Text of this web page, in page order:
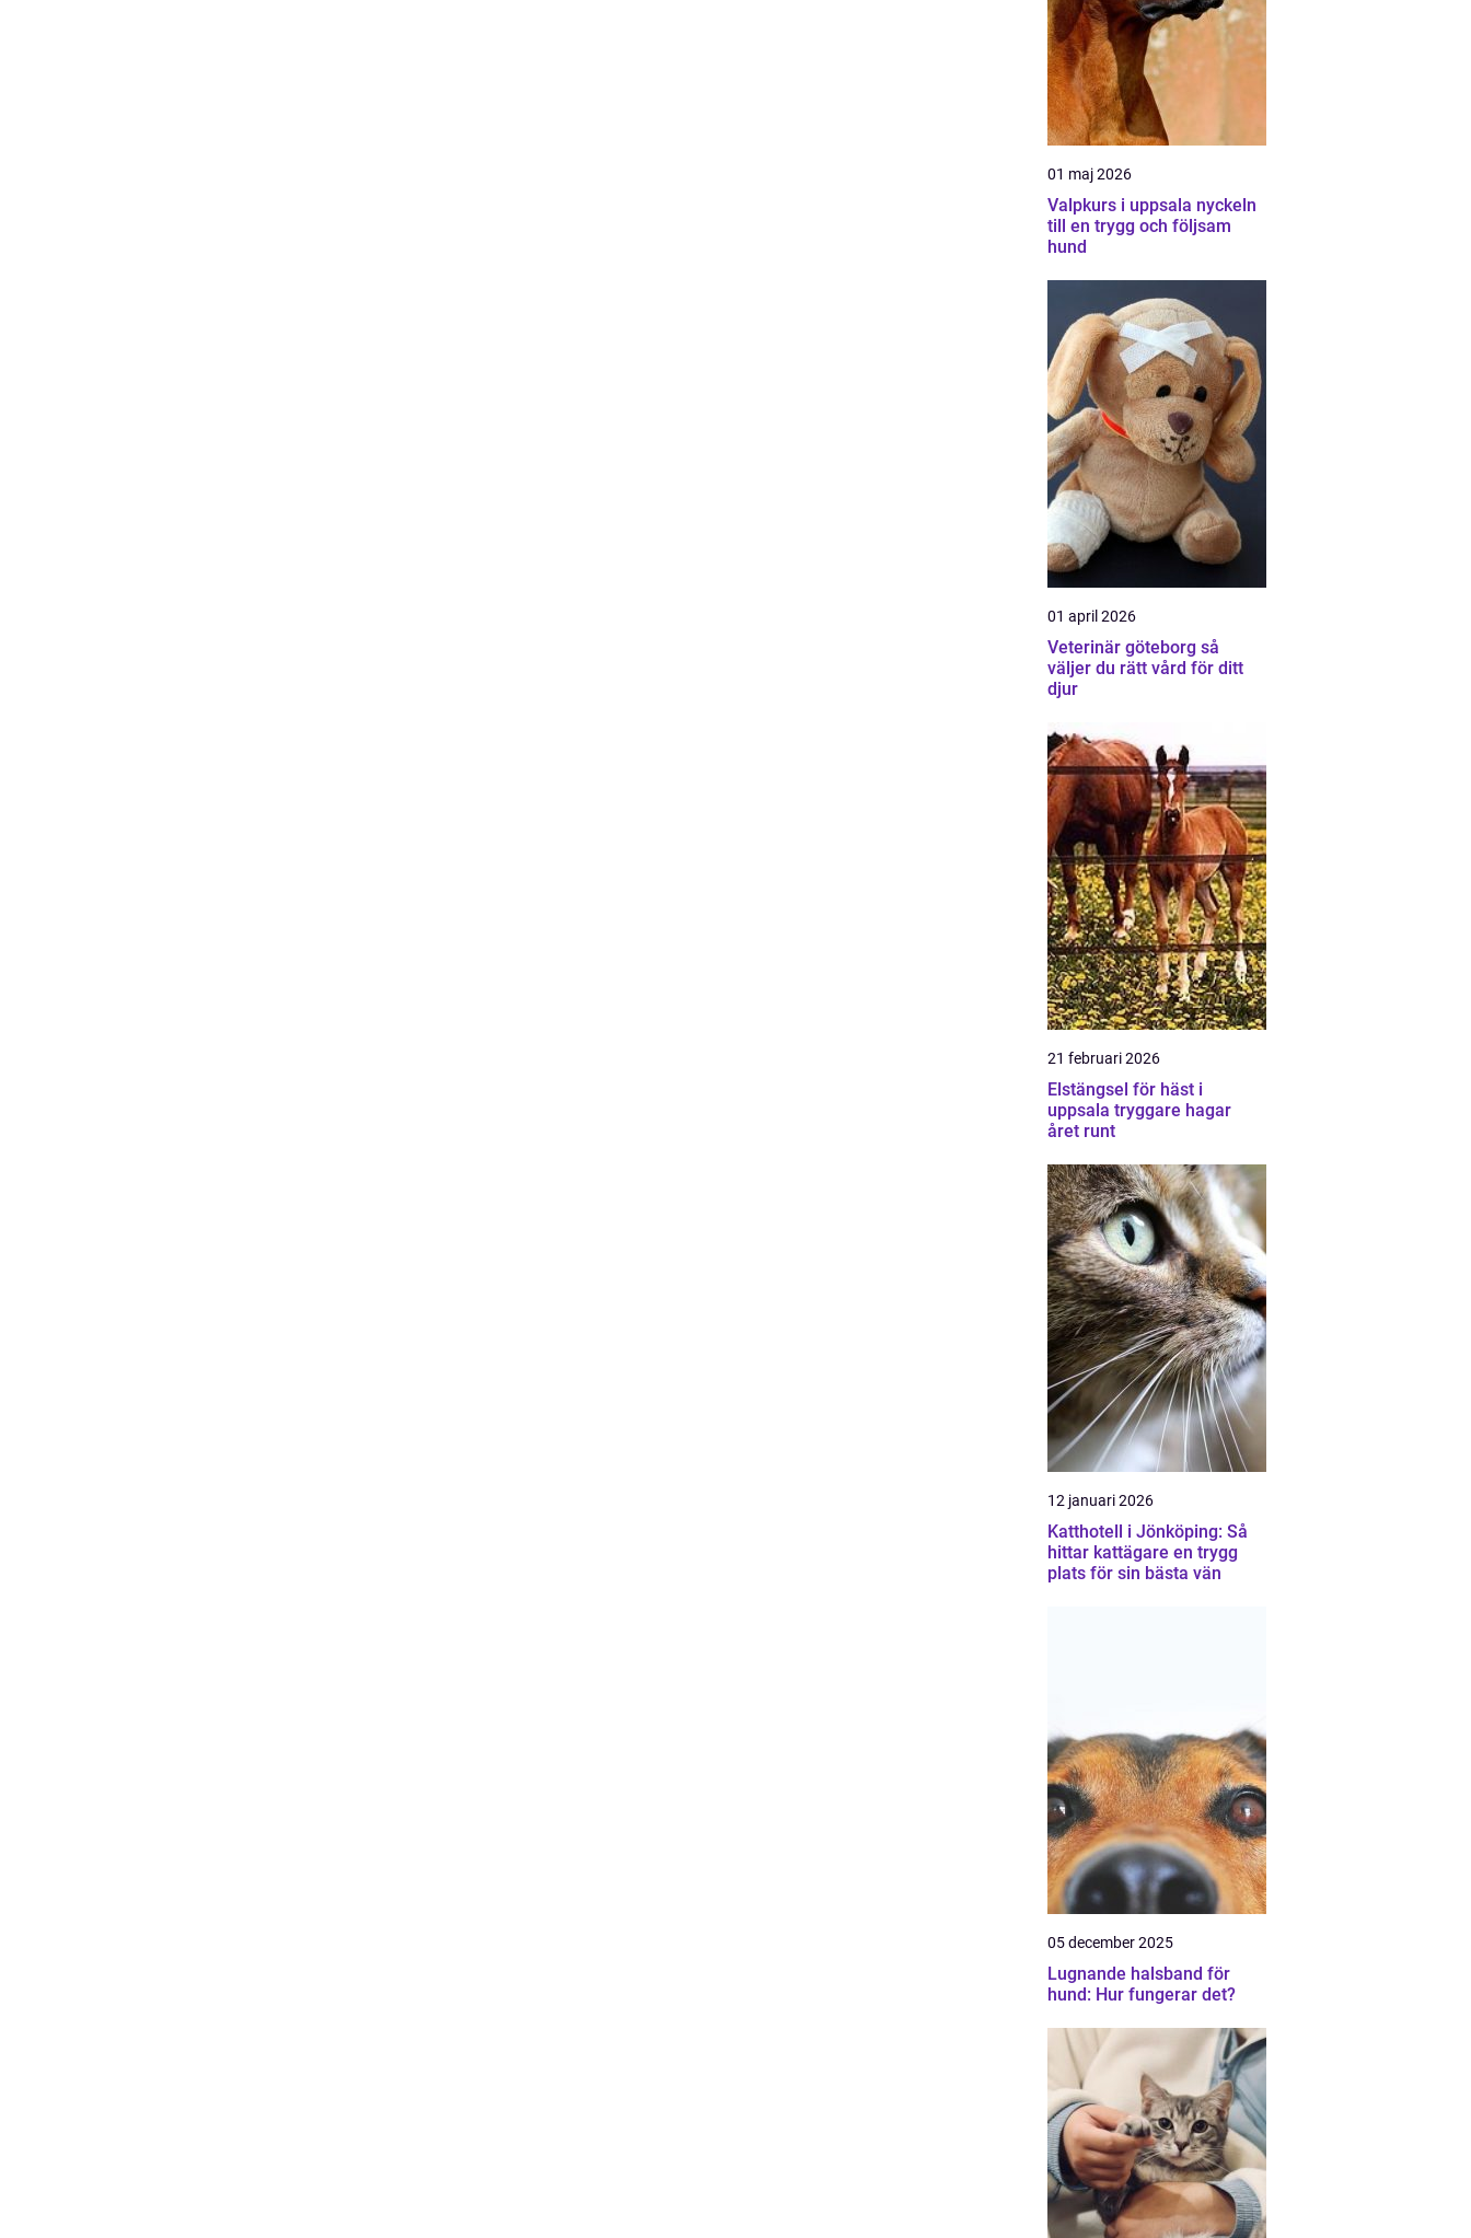
01 maj 2026
Valpkurs i uppsala nyckeln
till en trygg och följsam
hund
01 april 2026
Veterinär göteborg så
väljer du rätt vård för ditt
djur
21 februari 2026
Elstängsel för häst i
uppsala tryggare hagar
året runt
12 januari 2026
Katthotell i Jönköping: Så
hittar kattägare en trygg
plats för sin bästa vän
05 december 2025
Lugnande halsband för
hund: Hur fungerar det?